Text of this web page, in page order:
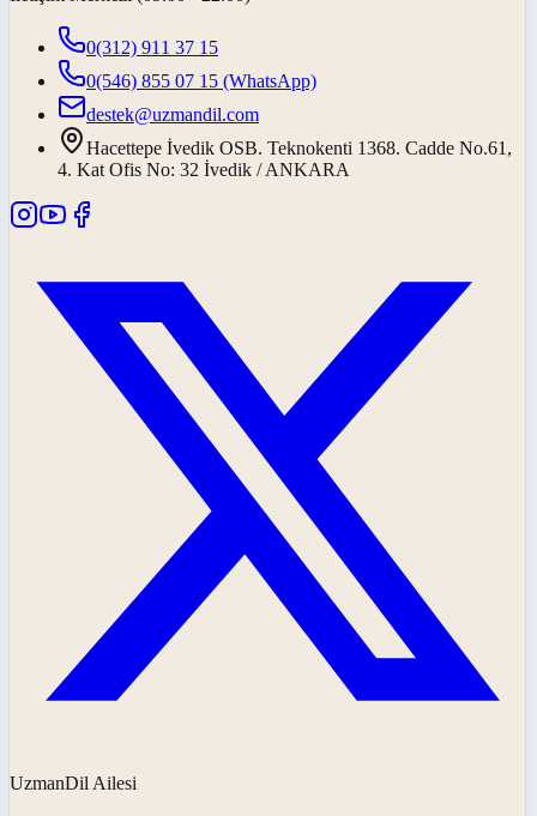
0(312) 911 37 15
0(546) 855 07 15 (WhatsApp)
destek@uzmandil.com
Hacettepe İvedik OSB. Teknokenti 1368. Cadde No.61,
4. Kat Ofis No: 32 İvedik / ANKARA
UzmanDil Ailesi